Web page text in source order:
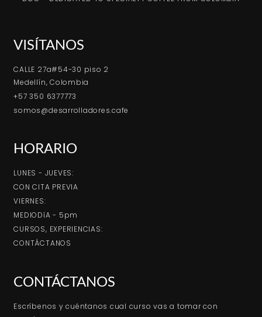
VISÍTANOS
CALLE 27a#54-30 piso 2
Medellín, Colombia
+57 350 6377773
somos@desarrolladores.cafe
HORARIO
LUNES - JUEVES:
CON CITA PREVIA
VIERNES:
MEDIODíA - 5pm
CURSOS, EXPERIENCIAS:
CONTÁCTANOS
CONTÁCTANOS
Escríbenos y cuéntanos cual curso vas a tomar con